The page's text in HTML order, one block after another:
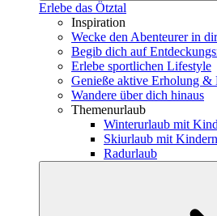
Erlebe das Ötztal
Inspiration
Wecke den Abenteurer in dir
Begib dich auf
Erlebe sportlichen Lifestyle
Genieße aktive Erholung &
Wandere über dich hinaus
Themenurlaub
Winterurlaub mit
Skiurlaub mit Kindern
Radurlaub